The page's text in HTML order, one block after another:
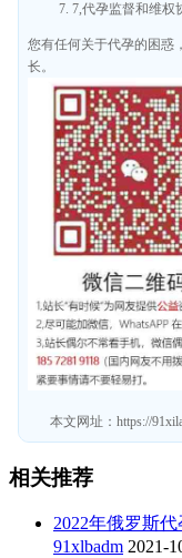
7,代孕监督和维权
您有任何关于代孕的困惑
长。
本文网址： https://
相关推荐
2022年俄罗斯
91xlbadm 2021-